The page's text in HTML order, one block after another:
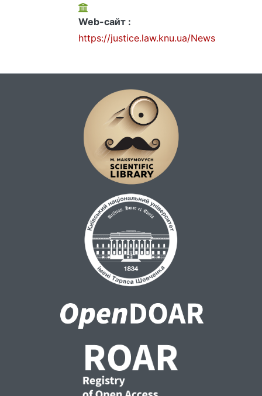
Web-сайт :
https://justice.law.knu.ua/News